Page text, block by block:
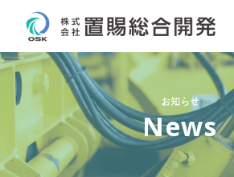
お知らせ
News